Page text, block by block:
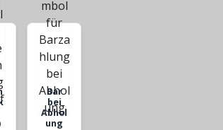
Bar
bei
Abhol
ung